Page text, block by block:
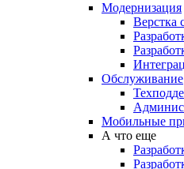
Модернизация
Верстка
Обслуживание
Мобильные
А что еще